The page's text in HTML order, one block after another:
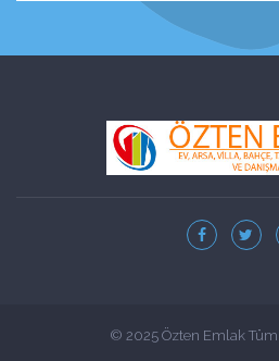
© 2025 Özten Emlak Tüm